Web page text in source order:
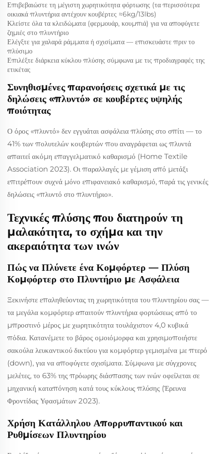
Επιβεβαιώστε τη μέγιστη χωρητικότητα φόρτωσης (τα περισσότερα
οικιακά πλυντήρια αντέχουν κουβέρτες ≈6kg/13lbs)
Κλείστε όλα τα κλειδώματα (φερμουάρ, κουμπιά) για να αποφύγετε
ζημιές στο πλυντήριο
Ελέγξτε για χαλαρά ράμματα ή σχισίματα — επισκευάστε πριν το
πλύσιμο
Επιλέξτε διάρκεια κύκλου πλύσης σύμφωνα με τις προδιαγραφές της
ετικέτας
Συνηθισμένες παρανοήσεις σχετικά με τις
δηλώσεις «πλυντό» σε κουβέρτες υψηλής
ποιότητας
Ο όρος «πλυντό» δεν εγγυάται ασφάλεια πλύσης στο σπίτι — το
41% των πολυτελών κουβερτών που αναγράφεται ως πλυντά
απαιτεί ακόμη επαγγελματικό καθαρισμό (Home Textile
Association 2023). Οι παραλλαγές με γέμιση από μετάξι
επιτρέπουν συχνά μόνο επιφανειακό καθαρισμό, παρά τις γενικές
δηλώσεις «πλυντό στο πλυντήριο».
Τεχνικές πλύσης που διατηρούν τη
μαλακότητα, το σχήμα και την
ακεραιότητα των ινών
Πώς να Πλύνετε ένα Κομφόρτερ — Πλύση
Κομφόρτερ στο Πλυντήριο με Ασφάλεια
Ξεκινήστε επαληθεύοντας τη χωρητικότητα του πλυντηρίου σας —
τα μεγάλα κομφόρτερ απαιτούν πλυντήρια φορτώσεως από το
μπροστινό μέρος με χωρητικότητα τουλάχιστον 4,0 κυβικά
πόδια. Κατανέμετε το βάρος ομοιόμορφα και χρησιμοποιήστε
σακούλα λευκαντικού δικτύου για κομφόρτερ γεμισμένα με πτερό
(down), για να αποφύγετε σχισίματα. Σύμφωνα με σύγχρονες
μελέτες, το 63% της πρόωρης διάσπασης των ινών οφείλεται σε
μηχανική καταπόνηση κατά τους κύκλους πλύσης (Έρευνα
Φροντίδας Υφασμάτων 2023).
Χρήση Κατάλληλου Απορρυπαντικού και
Ρυθμίσεων Πλυντηρίου